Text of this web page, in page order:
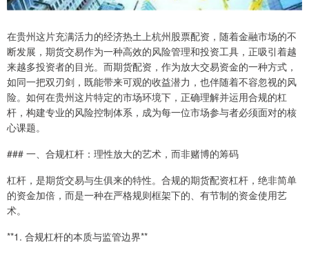
在贵州这片充满活力的经济热土上杭州股票配资，随着金融市场的不
断发展，期货交易作为一种高效的风险管理和投资工具，正吸引着越
来越多投资者的目光。而期货配资，作为放大交易资金的一种方式，
如同一把双刃剑，既能带来可观的收益潜力，也伴随着不容忽视的风
险。如何在贵州这片特定的市场环境下，正确理解并运用合规的杠
杆，构建专业的风险控制体系，成为每一位市场参与者必须面对的核
心课题。
### 一、合规杠杆：理性放大的艺术，而非赌博的筹码
杠杆，是期货交易与生俱来的特性。合规的期货配资杠杆，绝非简单
的资金加倍，而是一种在严格规则框架下的、有节制的资金使用艺
术。
**1. 合规杠杆的本质与监管边界**